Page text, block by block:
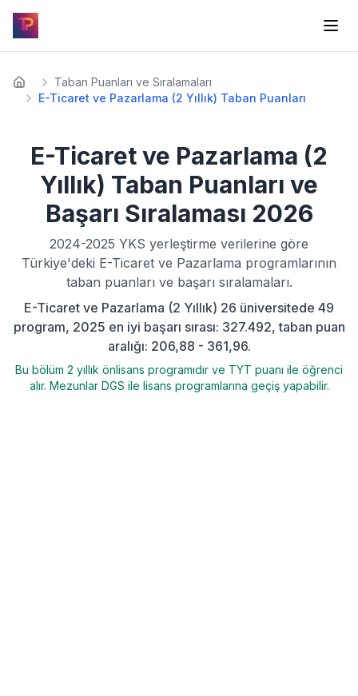
Taban Puanları ve Sıralamaları
E-Ticaret ve Pazarlama (2 Yıllık) Taban Puanları
E-Ticaret ve Pazarlama (2
Yıllık) Taban Puanları ve
Başarı Sıralaması 2026
2024-2025 YKS yerleştirme verilerine göre
Türkiye'deki E-Ticaret ve Pazarlama programlarının
taban puanları ve başarı sıralamaları.
E-Ticaret ve Pazarlama (2 Yıllık) 26 üniversitede 49
program, 2025 en iyi başarı sırası: 327.492, taban puan
aralığı: 206,88 - 361,96.
Bu bölüm 2 yıllık önlisans programıdır ve TYT puanı ile öğrenci
alır. Mezunlar DGS ile lisans programlarına geçiş yapabilir.